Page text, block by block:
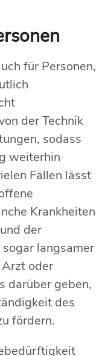
für Personen,
der Technik
sodass
weiterhin
Fällen lässt
Krankheiten
der
langsamer
oder
darüber geben,
des
fördern.